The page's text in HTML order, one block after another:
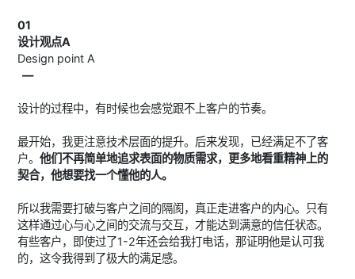
01
设计观点A
Design point A
—
设计的过程中，有时候也会感觉跟不上客户的节奏。
最开始，我更注意技术层面的提升。后来发现，已经满足不了客
户。他们不再简单地追求表面的物质需求，更多地看重精神上的
契合，他想要找一个懂他的人。
所以我需要打破与客户之间的隔阂，真正走进客户的内心。只有
这样通过心与心之间的交流与交互，才能达到满意的信任状态。
有些客户，即使过了1-2年还会给我打电话，那证明他是认可我
的，这令我得到了极大的满足感。